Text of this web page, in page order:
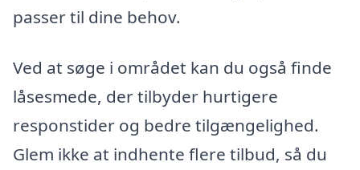
passer til dine behov.
Ved at søge i området kan du også finde
låsesmede, der tilbyder hurtigere
responstider og bedre tilgængelighed.
Glem ikke at indhente flere tilbud, så du